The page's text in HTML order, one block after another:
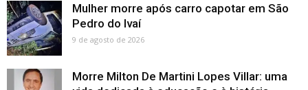
Mulher morre após carro capotar em São
Pedro do Ivaí
9 de agosto de 2026
Morre Milton De Martini Lopes Villar: uma